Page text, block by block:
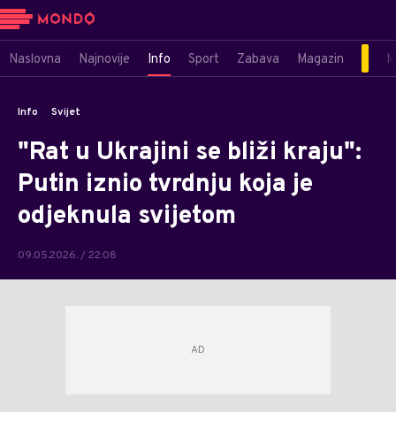
Naslovna Najnovije Info Sport Zabava Magazin
Info Svijet
"Rat u Ukrajini se bliži kraju":
Putin iznio tvrdnju koja je
odjeknula svijetom
09.05.2026. / 22:08